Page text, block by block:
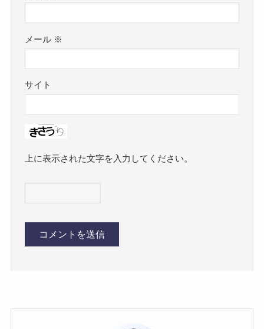
メール ※
サイト
上に表示された文字を入力してください。